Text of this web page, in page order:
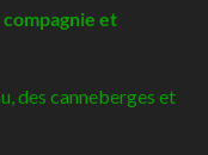
et
des canneberges et